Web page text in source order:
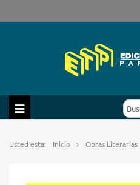
Usted esta: Inicio Obras Literarias